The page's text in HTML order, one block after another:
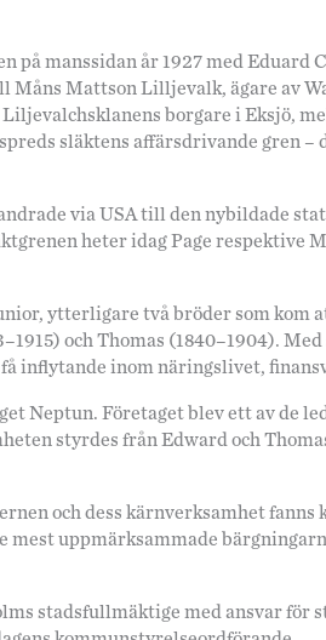
på manssidan år 1927 med Eduard
Måns Mattson Lilljevalk, ägare av
borgare i Eksjö,
släktens affärsdrivande gren
via USA till den nybildade
heter idag Page respektive
ytterligare två bröder som kom
och Thomas (1840–1904).
inflytande inom näringslivet,
Neptun. Företaget blev ett av de
styrdes från Edward och
och dess kärnverksamhet fanns
mest uppmärksammade
stadsfullmäktige med ansvar för